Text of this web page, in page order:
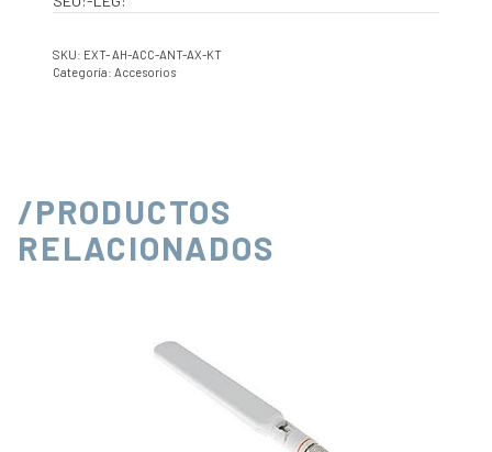
SKU: EXT- AH-ACC-ANT-AX-KT
Categoría: Accesorios
/PRODUCTOS
RELACIONADOS